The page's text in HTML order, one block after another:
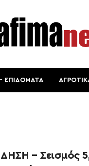
ΕΠΙΔΟΜΑΤΑ
– Σεισμός